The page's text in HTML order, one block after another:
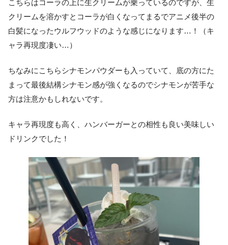
こちらはコーラの上に生クリームが乗っているのですが、生
クリームを溶かすとコーラが白くなってまるでアニメ後半の
白髪になったウルフウッドのような感じになります…！（キ
ャラ再現度凄い…）
ちなみにこちらシナモンパウダーも入っていて、底の方にた
まって最後結構シナモン感が強くなるのでシナモンが苦手な
方は注意かもしれないです。
キャラ再現度も高く、ハンバーガーとの相性も良い美味しい
ドリンクでした！